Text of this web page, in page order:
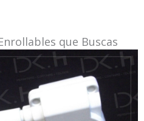
que Buscas